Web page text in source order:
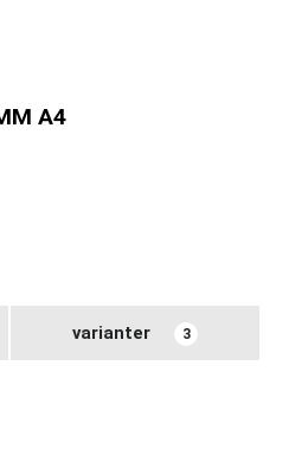
A4
varianter 3